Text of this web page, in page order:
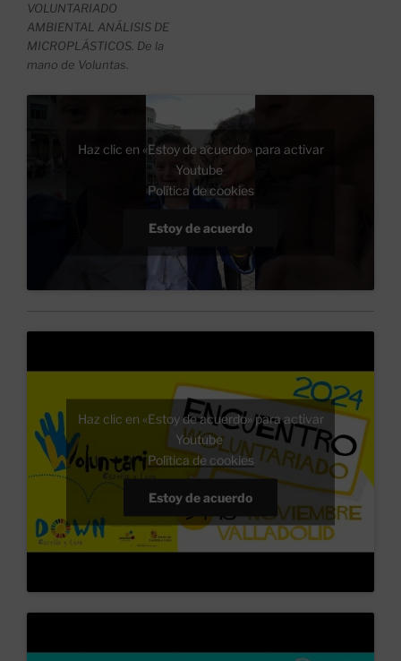
VOLUNTARIADO
AMBIENTAL ANÁLISIS DE
MICROPLÁSTICOS. De la
mano de Voluntas.
Haz clic en «Estoy de acuerdo» para activar
Youtube
Política de cookies
Estoy de acuerdo
Haz clic en «Estoy de acuerdo» para activar
Youtube
Política de cookies
Estoy de acuerdo